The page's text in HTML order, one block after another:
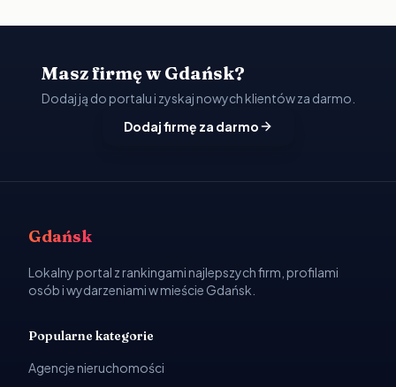
Masz firmę w Gdańsk?
Dodaj ją do portalu i zyskaj nowych klientów za darmo.
Dodaj firmę za darmo
Gdańsk
Lokalny portal z rankingami najlepszych firm, profilami
osób i wydarzeniami w mieście Gdańsk.
Popularne kategorie
Agencje nieruchomości